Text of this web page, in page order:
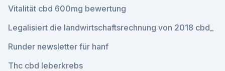
Vitalität cbd 600mg bewertung
Legalisiert die landwirtschaftsrechnung von 2018 cbd_
Runder newsletter für hanf
Thc cbd leberkrebs